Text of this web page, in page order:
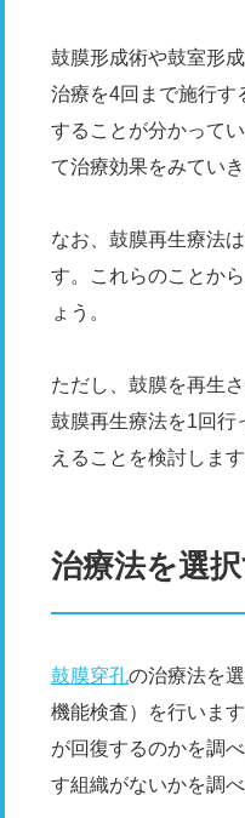
鼓膜形成術や鼓室形
治療を4回まで施行す
することが分かって
て治療効果をみていき
なお、鼓膜再生療法
す。これらのことか
ょう。
ただし、鼓膜を再生
鼓膜再生療法を1回行
えることを検討します
治療法を選
鼓膜穿孔の治療法を
機能検査）を行いま
が回復するのかを調
す組織がないかを調べ